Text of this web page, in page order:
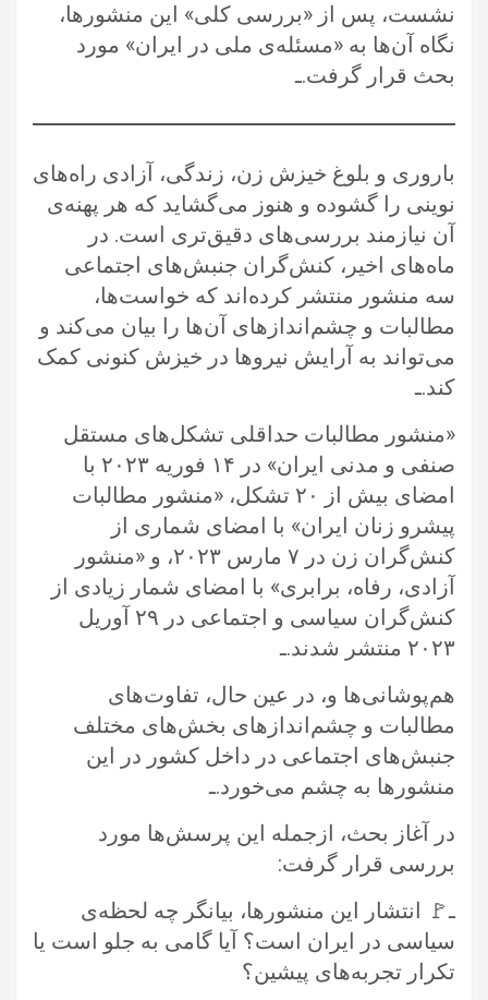
نشست، پس از «بررسی کلی» این منشورها،
نگاه آن‌ها به «مسئله‌ی ملی در ایران» مورد
بحث قرار گرفت.ـ
باروری و بلوغ خیزش زن، زندگی، آزادی راه‌های
نوینی را گشوده و هنوز می‌گشاید که هر پهنه‌ی
آن نیازمند بررسی‌های دقیق‌تری است. در
ماه‌های اخیر، کنش‌گران جنبش‌های اجتماعی
سه منشور منتشر کرده‌اند که خواست‌ها،
مطالبات و چشم‌اندازهای آن‌ها را بیان می‌کند و
می‌تواند به آرایش نیروها در خیزش کنونی کمک
کند.ـ
«منشور‌ مطالبات حداقلی تشکل‌های مستقل
صنفی و‌ مدنی ایران» در ۱۴ فوریه ۲۰۲۳ با
امضای بیش از ۲۰ تشکل، «منشور مطالبات
پیشرو زنان ایران» با امضای شماری از
کنش‌گران زن در ۷ مارس ۲۰۲۳، و «منشور
آزادی، رفاه، برابری» با امضای شمار زیادی از
کنش‌گران سیاسی و اجتماعی در ۲۹ آوریل
۲۰۲۳ منتشر شدند.ـ
هم‌پوشانی‌ها و، در عین حال، تفاوت‌های
مطالبات و چشم‌اندازهای بخش‌های مختلف
جنبش‌های اجتماعی در داخل کشور در این
منشورها به چشم می‌خورد.ـ
در آغاز بحث، ازجمله این پرسش‌ها مورد
بررسی قرار گرفت:
ـ🚩 انتشار این منشورها، بیانگر چه لحظه‌ی
سیاسی در ایران است؟ آیا گامی به جلو است یا
تکرار تجربه‌های پیشین؟